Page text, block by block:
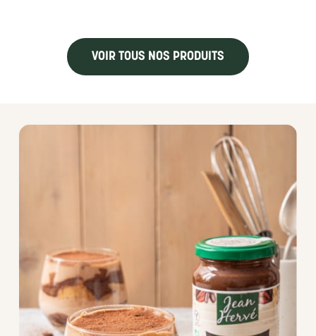
VOIR TOUS NOS PRODUITS